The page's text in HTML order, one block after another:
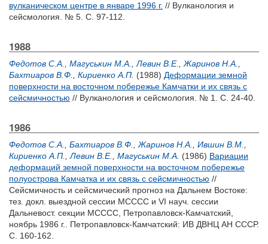
вулканическом центре в январе 1996 г. // Вулканология и
сейсмология. № 5. С. 97-112.
1988
Федотов С.А. Магуськин М.А. Левин В.Е. Жаринов Н.А.
Бахтиаров В.Ф.
Кириенко А.П. (1988) Деформации земной
поверхности на восточном побережье Камчатки и их связь с
сейсмичностью // Вулканология и сейсмология. № 1. С. 24-40.
1986
Федотов С.А. Бахтиаров В.Ф. Жаринов Н.А. Ившин В.М.
Кириенко А.П.
Левин В.Е. Магуськин М.А. (1986) Вариации
деформаций земной поверхности на восточном побережье
полуострова Камчатка и их связь с сейсмичностью //
Сейсмичность и сейсмический прогноз на Дальнем Востоке:
тез. докл. выездной сессии МСССС и VI науч. сессии
Дальневост. секции МСССС, Петропавловск-Камчатский,
ноябрь 1986 г.. Петропавловск-Камчатский: ИВ ДВНЦ АН СССР.
С. 160-162.